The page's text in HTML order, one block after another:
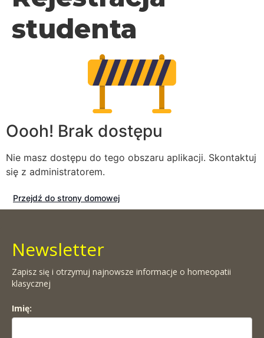
studenta
Oooh! Brak dostępu
Nie masz dostępu do tego obszaru aplikacji. Skontaktuj
się z administratorem.
Przejdź do strony domowej
Newsletter
Zapisz się i otrzymuj najnowsze informacje o homeopatii
klasycznej
Imię: